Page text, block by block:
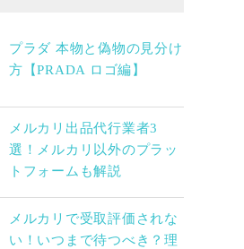
プラダ 本物と偽物の見分け
方【PRADA ロゴ編】
メルカリ出品代行業者3
選！メルカリ以外のプラッ
トフォームも解説
メルカリで受取評価されな
い！いつまで待つべき？理